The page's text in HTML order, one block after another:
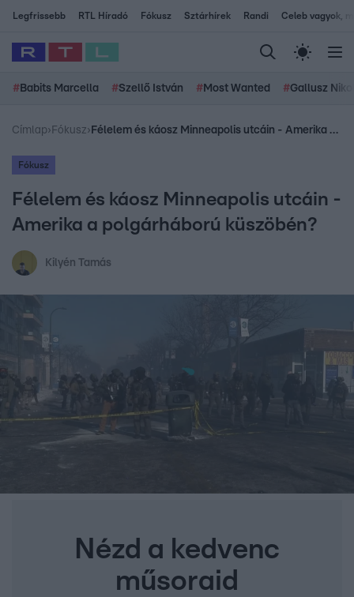
Legfrissebb RTL Híradó Fókusz Sztárhírek Randi Celeb vagyok,
# Babits Marcella #Szellő István # Most Wanted #Gallusz
Címlap› Fókusz› Félelem és káosz Minneapolis utcáin - Amerika a polgárháború küszöbén?
Fókusz
Félelem és káosz Minneapolis utcáin -
Amerika a polgárháború küszöbén?
Kilyén Tamás
Nézd a kedvenc
műsoraid